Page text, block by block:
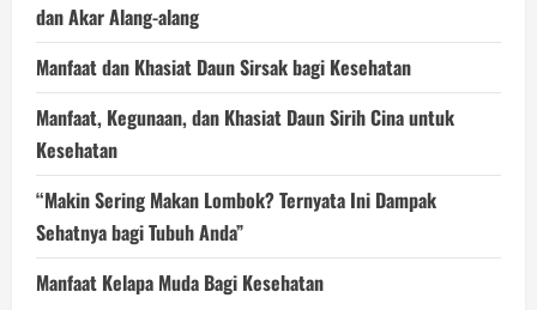
dan Akar Alang-alang
Manfaat dan Khasiat Daun Sirsak bagi Kesehatan
Manfaat, Kegunaan, dan Khasiat Daun Sirih Cina untuk
Kesehatan
“Makin Sering Makan Lombok? Ternyata Ini Dampak
Sehatnya bagi Tubuh Anda”
Manfaat Kelapa Muda Bagi Kesehatan